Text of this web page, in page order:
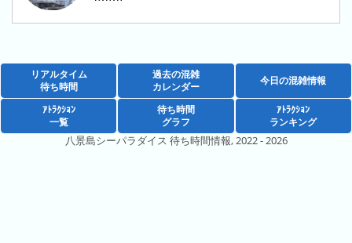
昨
ラ
ン
キ
ン
リアルタイム
待ち時間
過去の混雑
カレンダー
今日の混雑情報
ｱﾄﾗｸｼｮﾝ
一覧
待ち時間
グラフ
ｱﾄﾗｸｼｮﾝ
ランキング
八景島シーパラダイス 待ち時間情報, 2022 - 2026